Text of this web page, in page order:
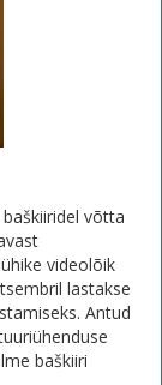
võtta
videolõik
lastakse
Antud
baškiiri